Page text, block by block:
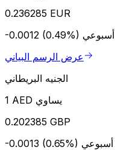
0.236285 EUR
-0.0012 (0.49%) أسبوعي
عرض الرسم البياني
الجنيه البريطاني
1 AED يساوي
0.202385 GBP
-0.0013 (0.65%) أسبوعي